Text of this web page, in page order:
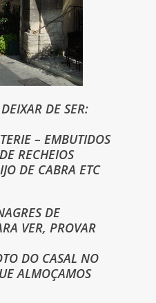
DE SER:
– EMBUTIDOS
RECHEIOS
DE CABRA ETC
DE
VER, PROVAR
DO CASAL NO
ALMOÇAMOS